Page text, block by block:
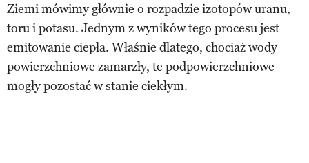
Ziemi mówimy głównie o rozpadzie izotopów uranu,
toru i potasu. Jednym z wyników tego procesu jest
emitowanie ciepła. Właśnie dlatego, chociaż wody
powierzchniowe zamarzły, te podpowierzchniowe
mogły pozostać w stanie ciekłym.